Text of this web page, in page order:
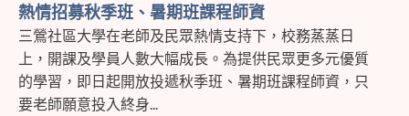
熱情招募秋季班、暑期班課程師資
三鶯社區大學在老師及民眾熱情支持下，校務蒸蒸日
上，開課及學員人數大幅成長。為提供民眾更多元優質
的學習，即日起開放投遞秋季班、暑期班課程師資，只
要老師願意投入終身...